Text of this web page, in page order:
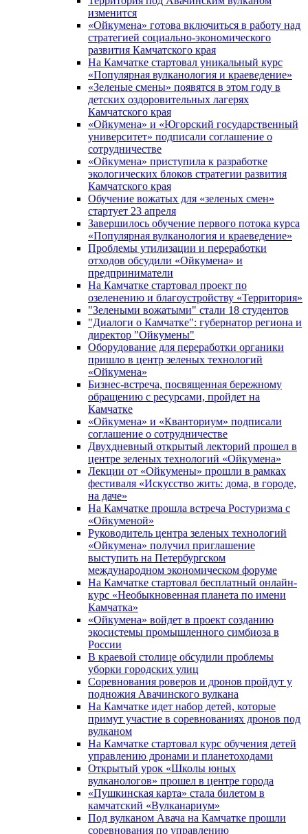
изменится
«Ойкумена» готова включиться в работу над
стратегией социально-экономического
развития Камчатского края
На Камчатке стартовал уникальный курс
«Популярная вулканология и краеведение»
«Зеленые смены» появятся в этом году в
детских оздоровительных лагерях
Камчатского края
«Ойкумена» и «Югорский государственный
университет» подписали соглашение о
сотрудничестве
«Ойкумена» приступила к разработке
экологических блоков стратегии развития
Камчатского края
Обучение вожатых для «зеленых смен»
стартует 23 апреля
Завершилось обучение первого потока курса
«Популярная вулканология и краеведение»
Проблемы утилизации и переработки
отходов обсудили «Ойкумена» и
предприниматели
На Камчатке стартовал проект по
озеленению и благоустройству «Территория»
"Зелеными вожатыми" стали 18 студентов
"Диалоги о Камчатке": губернатор региона и
директор "Ойкумены"
Оборудование для переработки органики
пришло в центр зеленых технологий
«Ойкумена»
Бизнес-встреча, посвященная бережному
обращению с ресурсами, пройдет на
Камчатке
«Ойкумена» и «Кванториум» подписали
соглашение о сотрудничестве
Двухдневный открытый лекторий прошел в
центре зеленых технологий «Ойкумена»
Лекции от «Ойкумены» прошли в рамках
фестиваля «Искусство жить: дома, в городе,
на даче»
На Камчатке прошла встреча Ростуризма с
«Ойкуменой»
Руководитель центра зеленых технологий
«Ойкумена» получил приглашение
выступить на Петербургском
международном экономическом форуме
На Камчатке стартовал бесплатный онлайн-
курс «Необыкновенная планета по имени
Камчатка»
«Ойкумена» войдет в проект созданию
экосистемы промышленного симбиоза в
России
В краевой столице обсудили проблемы
уборки городских улиц
Соревнования роверов и дронов пройдут у
подножия Авачинского вулкана
На Камчатке идет набор детей, которые
примут участие в соревнованиях дронов под
вулканом
На Камчатке стартовал курс обучения детей
управлению дронами и планетоходами
Открытый урок «Школы юных
вулканологов» прошел в центре города
«Пушкинская карта» стала билетом в
камчатский «Вулканариум»
Под вулканом Авача на Камчатке прошли
соревнования по управлению